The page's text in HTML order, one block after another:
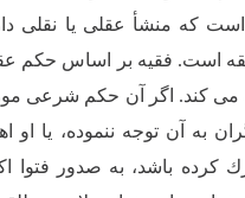
است كه منشأ عقلى یا نقلى
است. فقیه بر اساس حكم
كند. اگر آن حكم شرعى
به آن توجه ننموده، یا او
كرده باشد، به صدور فتوا